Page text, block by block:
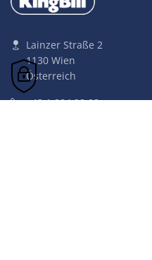
Lainzer Straße 2
1130 Wien
Österreich
+43 1 804 28 08